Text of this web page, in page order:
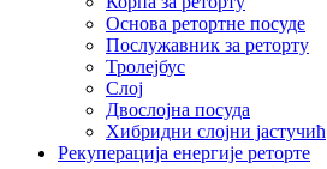
Основа ретортне посуде
Послужавник за реторту
Тролејбус
Слој
Двослојна посуда
Хибридни слојни јастучић
Рекуперација енергије реторте